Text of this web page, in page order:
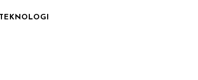
TEKNOLOGI